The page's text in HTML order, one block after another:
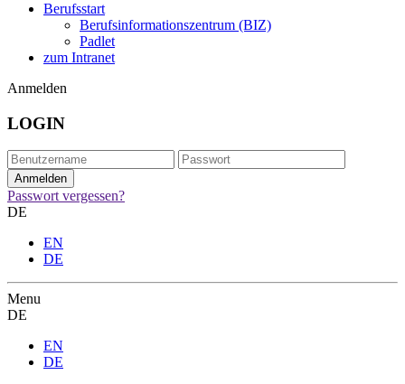
Berufsstart
Berufsinformationszentrum (BIZ)
Padlet
zum Intranet
Anmelden
LOGIN
Passwort vergessen?
DE
EN
DE
Menu
DE
EN
DE